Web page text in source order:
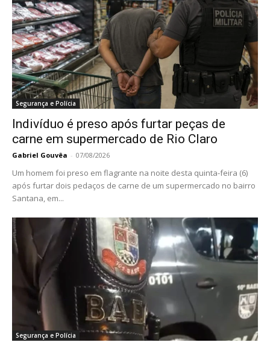
Segurança e Polícia
Indivíduo é preso após furtar peças de
carne em supermercado de Rio Claro
Gabriel Gouvêa - 07/08/2026
Um homem foi preso em flagrante na noite desta quinta-feira (6)
após furtar dois pedaços de carne de um supermercado no bairro
Santana, em...
Segurança e Polícia